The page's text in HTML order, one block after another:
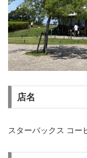
店名
スターバックス コー